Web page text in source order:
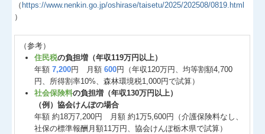
（ https://www.nenkin.go.jp/oshirase/taisetu/2025/202508/0819.html
）
（参考）
住民税の負担増（年収119万円以上）
年額7,200円 月額600円（年収120万円、均等割額4,700
円、所得割率10%、森林環境税1,000円で試算）
社会保険料の負担増（年収130万円以上）
（例）協会けんぽの場合
年額 約18万7,200円 月額 約1万5,600円（介護保険料なし、
社保の標準報酬月額11万円、協会けんぽ栃木県で試算）